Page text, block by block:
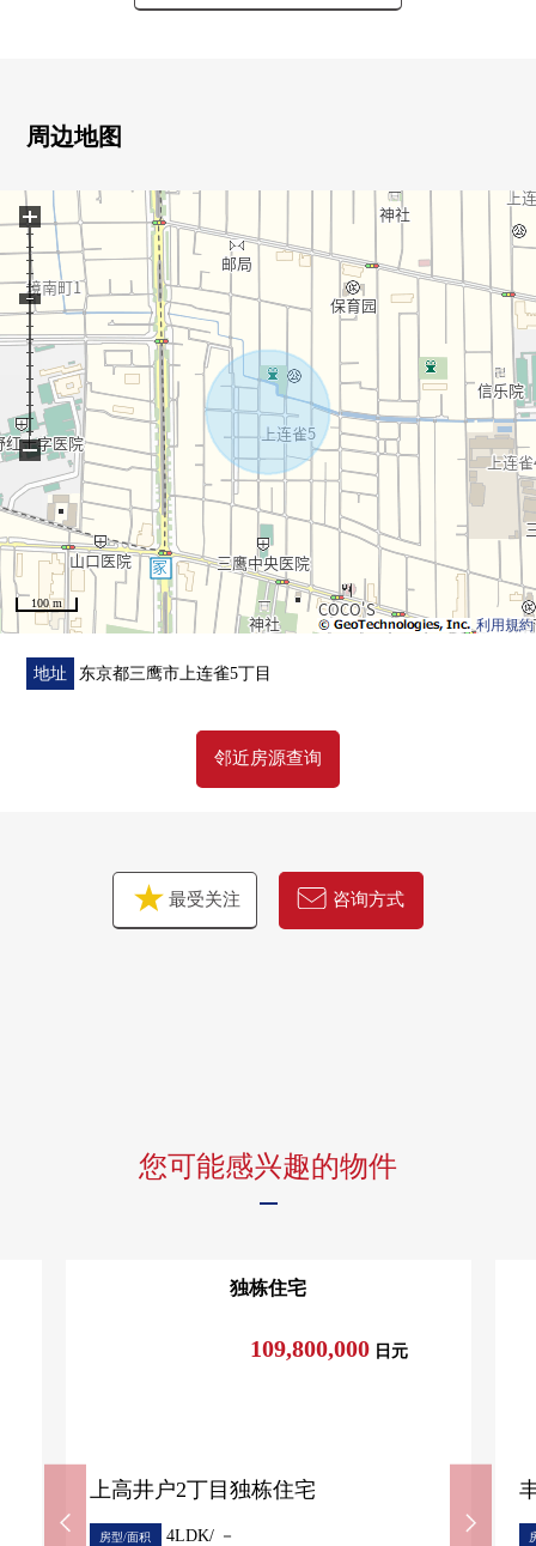
■ 推荐焦点━━━━━━━━━━━━━━━・・・・・
0 2楼LDK，因为难以在意来自道路的视线所以，隐私也
0 超市，便利店正多数分散地存在，是生活便利性的高的
位置。
0 有停车位(出自车型的)
■ 在找想要的家方面给予帮助的━━━━━・・・
房源的详细、需讨论是如有意向，请跟我们联系。
周边地图
利用規約
100 m
+
−
地址 东京都三鹰市上连雀5丁目
邻近房源查询
最受关注 咨询方式
您可能感兴趣的物件
独栋住宅
上高井户2丁目独栋住宅
109,800,000 日元
房型/面积 4LDK/ －